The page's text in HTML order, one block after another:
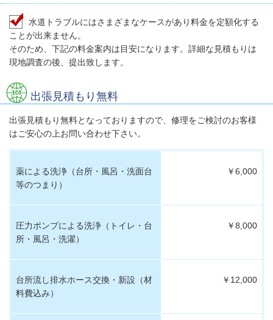
水道トラブルにはさまざまなケースがあり料金を定額化する
ことが出来ません。
そのため、下記の料金案内は目安になります。詳細な見積もりは
現地調査の後、提出致します。
出張見積もり無料
出張見積もり無料となっておりますので、修理をご検討のお客様
はご安心の上お問い合わせ下さい。
薬による洗浄（台所・風呂・洗面台
等のつまり）
￥6,000
圧力ポンプによる洗浄（トイレ・台
所・風呂・洗濯）
￥8,000
台所流し排水ホース交換・新設（材
料費込み）
￥12,000